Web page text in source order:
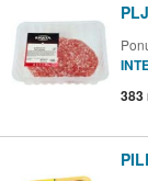
383